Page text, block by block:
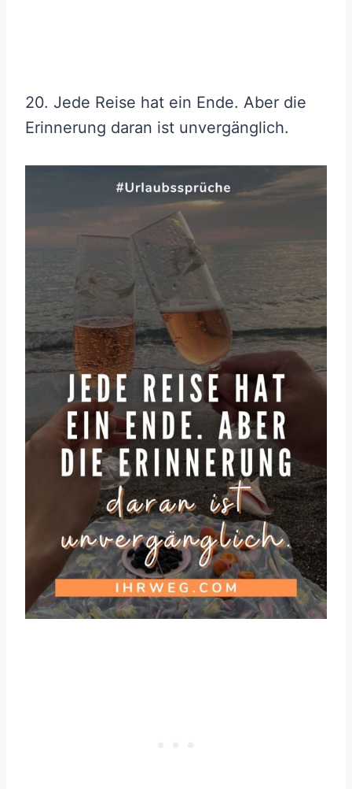
20. Jede Reise hat ein Ende. Aber die
Erinnerung daran ist unvergänglich.